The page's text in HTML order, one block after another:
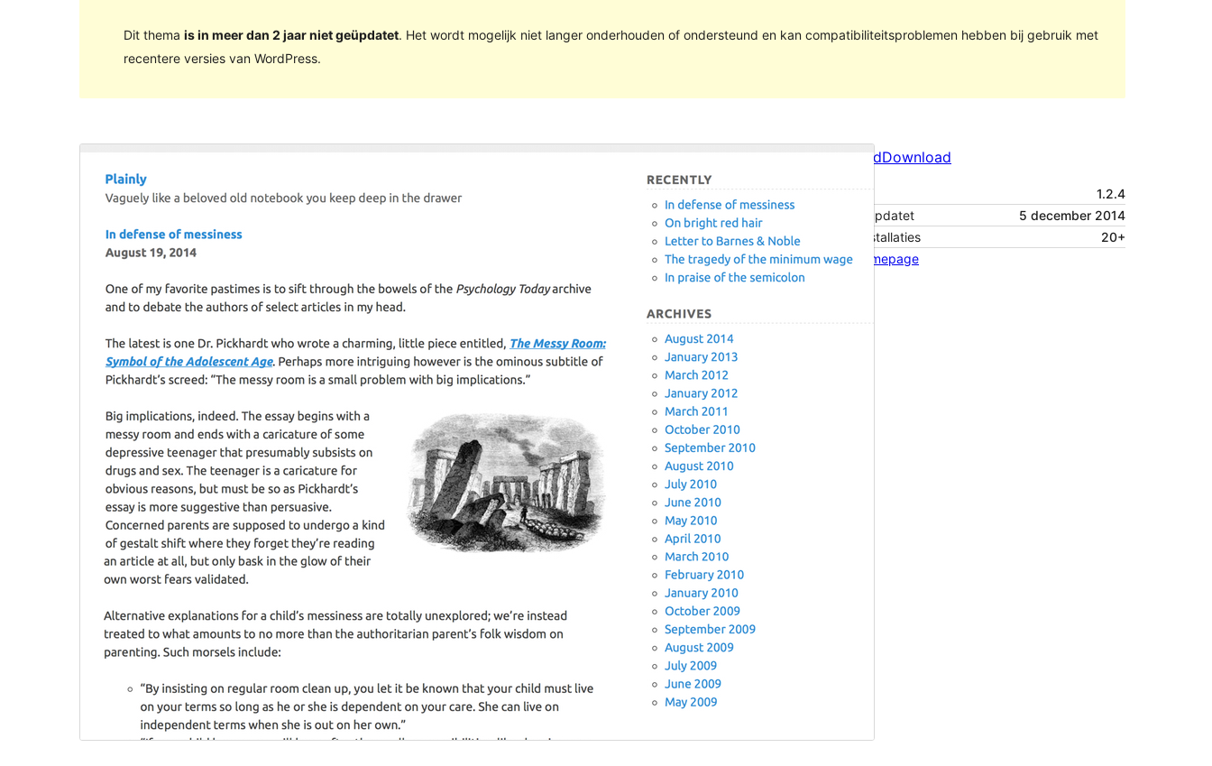
Dit thema is in meer dan 2 jaar niet geüpdatet. Het wordt mogelijk niet langer onderhouden of ondersteund en kan compatibiliteitsproblemen hebben bij gebruik met
recentere versies van WordPress.
VoorbeeldDownload
Versie
1.2.4
Laatst geüpdatet
5 december 2014
Actieve installaties
20+
Thema homepage